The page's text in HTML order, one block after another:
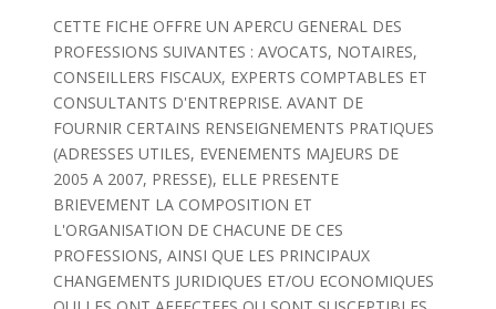
CETTE FICHE OFFRE UN APERCU GENERAL DES
PROFESSIONS SUIVANTES : AVOCATS, NOTAIRES,
CONSEILLERS FISCAUX, EXPERTS COMPTABLES ET
CONSULTANTS D'ENTREPRISE. AVANT DE
FOURNIR CERTAINS RENSEIGNEMENTS PRATIQUES
(ADRESSES UTILES, EVENEMENTS MAJEURS DE
2005 A 2007, PRESSE), ELLE PRESENTE
BRIEVEMENT LA COMPOSITION ET
L'ORGANISATION DE CHACUNE DE CES
PROFESSIONS, AINSI QUE LES PRINCIPAUX
CHANGEMENTS JURIDIQUES ET/OU ECONOMIQUES